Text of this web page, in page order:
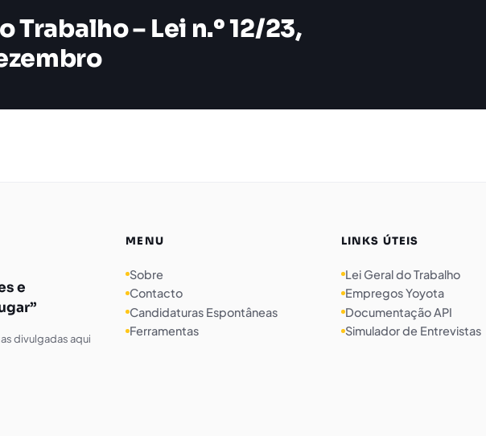
Trabalho – Lei n.º 12/23,
e
divulgadas aqui
MENU
Sobre
Contacto
Candidaturas Espontâneas
Ferramentas
LINKS ÚTEIS
Lei Geral do Trabalho
Empregos Yoyota
Documentação API
Simulador de Entrevistas